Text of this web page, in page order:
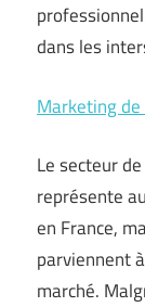
dans les
Marketing
Le secteur
représente
en France,
parviennent
marché.